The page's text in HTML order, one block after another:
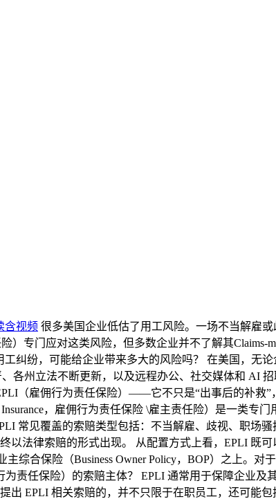
含视频 很多美国企业低估了用工风险。一场不当解雇
）专门应对这类风险，但多数企业并不了解其
纠纷，可能给企业带来多大的风险吗？ 在美国，无
各州立法不断更新，以及远程办公、社交媒体和 AI
（雇佣行为责任保险）——它不只是“出事后的补救
，雇佣行为责任保险 \雇主责任险）是一类
常见覆盖的索赔类型包括：不当解雇、歧视、职场
以法律索赔的形式出现。 从配置方式上看，EPLI 既
主综合保险（Business Owner Policy，BOP）之上。
责任保险）的索赔主体？ EPLI 通常用于保障企业
EPLI 相关索赔的，并不只限于在职员工，还可能